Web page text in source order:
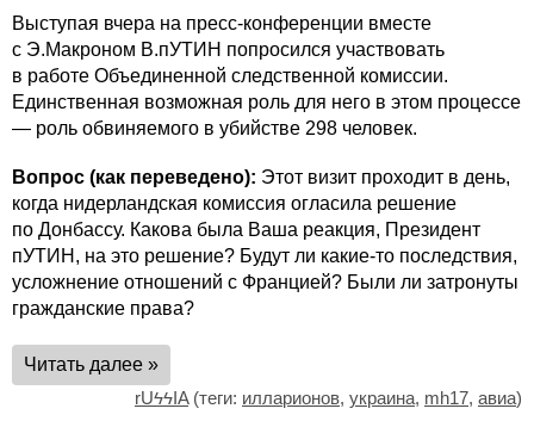
Выступая вчера на пресс-конференции вместе
с Э.Макроном В.пУТИН попросился участвовать
в работе Объединенной следственной комиссии.
Единственная возможная роль для него в этом процессе
— роль обвиняемого в убийстве 298 человек.
Вопрос (как переведено): Этот визит проходит в день,
когда нидерландская комиссия огласила решение
по Донбассу. Какова была Ваша реакция, Президент
пУТИН, на это решение? Будут ли какие-то последствия,
усложнение отношений с Францией? Были ли затронуты
гражданские права?
Читать далее »
rUϟϟIA(теги: илларионов, украина, mh17, авиа)